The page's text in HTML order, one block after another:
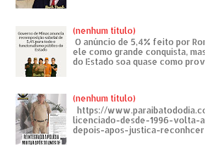
(nenhum título)
O anúncio de 5,4% feito por
ele como grande conquista,
do Estado soa quase como
(nenhum título)
https://
licenciado-desde-1996-volta-
depois-apos-justica-